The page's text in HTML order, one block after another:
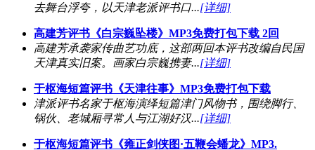
去舞台浮夸，以天津老派评书口...[详细]
高建芳评书《白宗巍坠楼》MP3免费打包下载 2回
高建芳承袭家传曲艺功底，这部两回本评书改编自民国
天津真实旧案。画家白宗巍携妻...[详细]
于枢海短篇评书《天津往事》MP3免费打包下载
津派评书名家于枢海演绎短篇津门风物书，围绕脚行、
锅伙、老城厢寻常人与江湖好汉...[详细]
于枢海短篇评书《雍正剑侠图·五鞭会蟠龙》MP3.